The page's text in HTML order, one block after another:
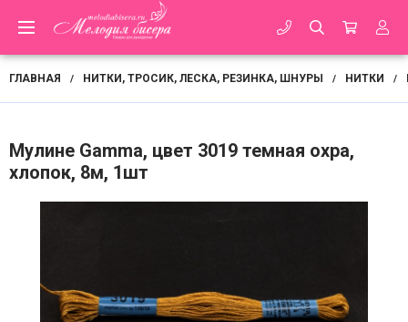
ГЛАВНАЯ / НИТКИ, ТРОСИК, ЛЕСКА, РЕЗИНКА, ШНУРЫ / НИТКИ /
Мулине Gamma, цвет 3019 темная охра,
хлопок, 8м, 1шт